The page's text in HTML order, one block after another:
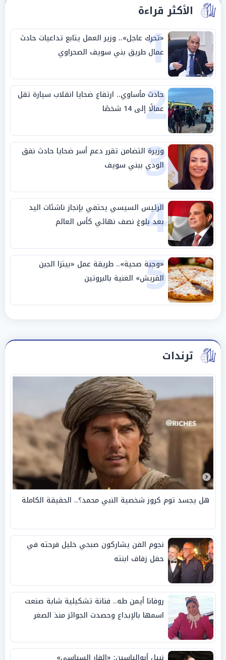
الأكثر قراءة
1
«تحرك عاجل».. وزير العمل يتابع تداعيات حادث
عمال طريق بني سويف الصحراوي
2
حادث مأساوي.. ارتفاع ضحايا انقلاب سيارة تقل
عمالًا إلى 14 شخصًا
3
وزيرة التضامن تقرر دعم أسر ضحايا حادث نفق
الودي ببني سويف
4
الرئيس السيسي يحتفي بإنجاز ناشئات اليد
بعد بلوغ نصف نهائي كأس العالم
5
«وجبة صحية».. طريقة عمل «بيتزا الجبن
القريش» الغنية بالبروتين
ترندات
هل يجسد توم كروز شخصية النبي محمد؟.. الحقيقة الكاملة
نجوم الفن يشاركون صبحي خليل فرحته في
حفل زفاف ابنته
روفانا أيمن طه.. فنانة تشكيلية شابة صنعت
اسمها بالإبداع وحصدت الجوائز منذ الصغر